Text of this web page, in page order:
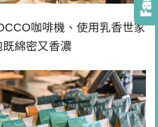
咖啡機、使用乳香世家
綿密又香濃